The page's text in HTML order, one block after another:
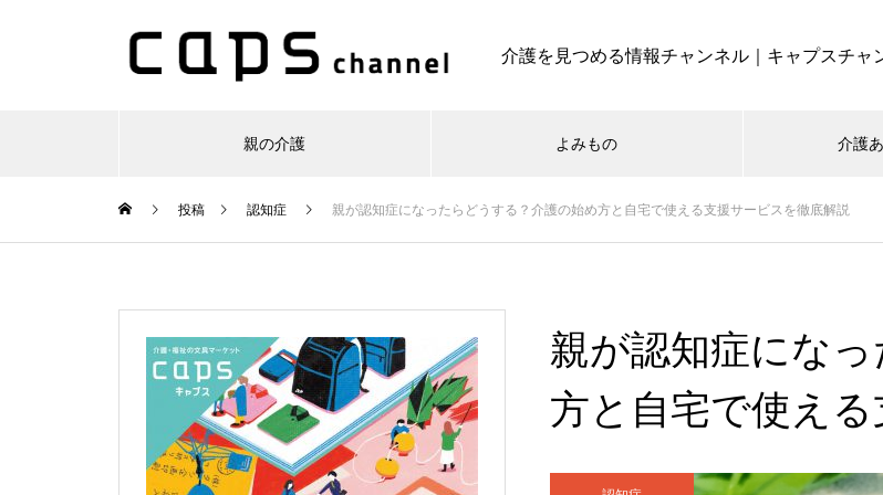
介護を見つめる情報チャンネル｜キャプスチャ
親の介護 よみもの 介護
投稿 認知症 親が認知症になったらどうする？介護の始め方と自宅で使える支援サービスを徹底解説
親が認知症にな
方と自宅で使え